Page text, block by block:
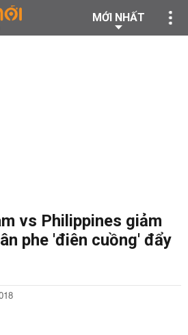
MỚI NHẤT
vs Philippines giảm
phe 'điên cuồng' đẩy